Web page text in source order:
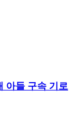
아들 구속 기로